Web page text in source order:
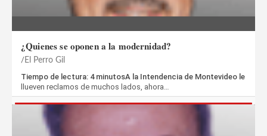
¿Quienes se oponen a la modernidad?
El Perro Gil
Tiempo de lectura: 4 minutosA la Intendencia de Montevideo le
llueven reclamos de muchos lados, ahora…